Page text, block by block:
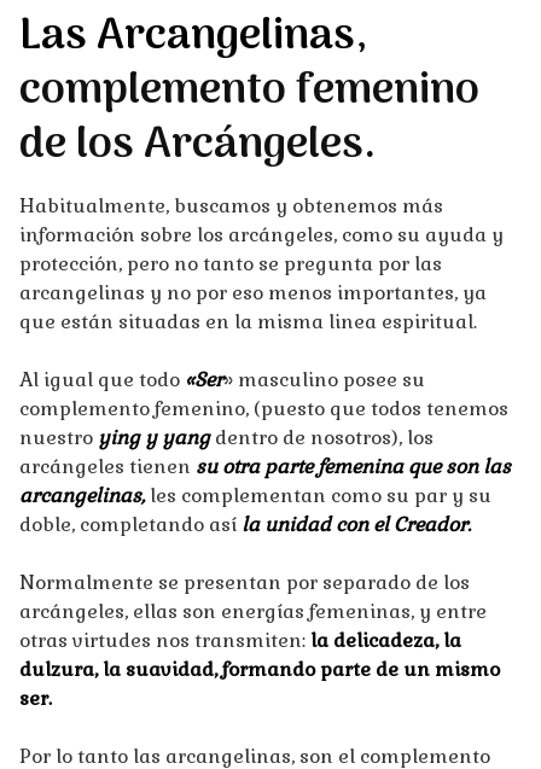
Las Arcangelinas,
complemento femenino
de los Arcángeles.
Habitualmente, buscamos y obtenemos más
información sobre los arcángeles, como su ayuda y
protección, pero no tanto se pregunta por las
arcangelinas y no por eso menos importantes, ya
que están situadas en la misma linea espiritual.
Al igual que todo «Ser» masculino posee su
complemento femenino, (puesto que todos tenemos
nuestro ying y yangdentro de nosotros), los
arcángeles tienen su otra parte femenina que son las
arcangelinas,les complementan como su par y su
doble, completando así la unidad con el Creador.
Normalmente se presentan por separado de los
arcángeles, ellas son energías femeninas, y entre
otras virtudes nos transmiten: la delicadeza, la
dulzura, la suavidad, formando parte de un mismo
ser.
Por lo tanto las arcangelinas, son el complemento